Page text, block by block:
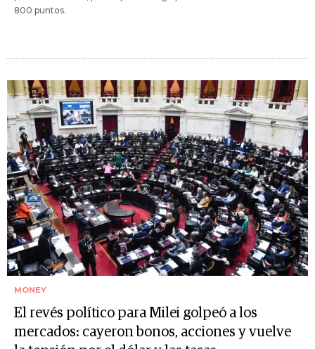
800 puntos.
MONEY
El revés político para Milei golpeó a los
mercados: cayeron bonos, acciones y vuelve